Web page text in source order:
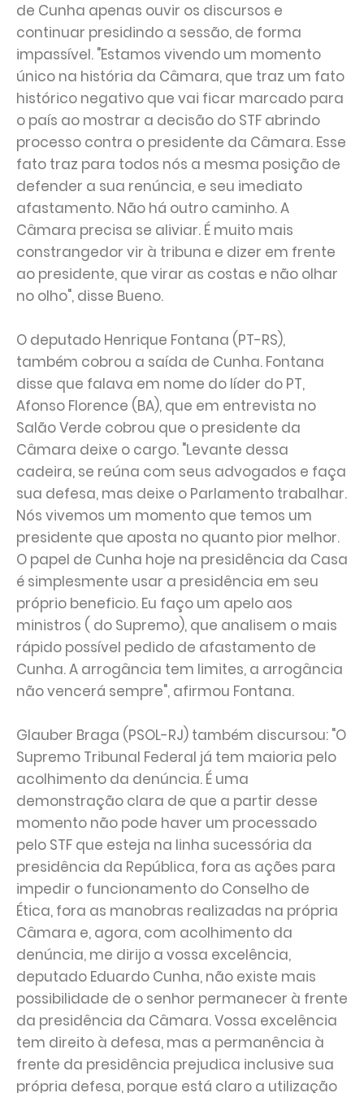
de Cunha apenas ouvir os discursos e
continuar presidindo a sessão, de forma
impassível. "Estamos vivendo um momento
único na história da Câmara, que traz um fato
histórico negativo que vai ficar marcado para
o país ao mostrar a decisão do STF abrindo
processo contra o presidente da Câmara. Esse
fato traz para todos nós a mesma posição de
defender a sua renúncia, e seu imediato
afastamento. Não há outro caminho. A
Câmara precisa se aliviar. É muito mais
constrangedor vir à tribuna e dizer em frente
ao presidente, que virar as costas e não olhar
no olho", disse Bueno.
O deputado Henrique Fontana (PT-RS),
também cobrou a saída de Cunha. Fontana
disse que falava em nome do líder do PT,
Afonso Florence (BA), que em entrevista no
Salão Verde cobrou que o presidente da
Câmara deixe o cargo. "Levante dessa
cadeira, se reúna com seus advogados e faça
sua defesa, mas deixe o Parlamento trabalhar.
Nós vivemos um momento que temos um
presidente que aposta no quanto pior melhor.
O papel de Cunha hoje na presidência da Casa
é simplesmente usar a presidência em seu
próprio beneficio. Eu faço um apelo aos
ministros ( do Supremo), que analisem o mais
rápido possível pedido de afastamento de
Cunha. A arrogância tem limites, a arrogância
não vencerá sempre", afirmou Fontana.
Glauber Braga (PSOL-RJ) também discursou: "O
Supremo Tribunal Federal já tem maioria pelo
acolhimento da denúncia. É uma
demonstração clara de que a partir desse
momento não pode haver um processado
pelo STF que esteja na linha sucessória da
presidência da República, fora as ações para
impedir o funcionamento do Conselho de
Ética, fora as manobras realizadas na própria
Câmara e, agora, com acolhimento da
denúncia, me dirijo a vossa excelência,
deputado Eduardo Cunha, não existe mais
possibilidade de o senhor permanecer à frente
da presidência da Câmara. Vossa excelência
tem direito à defesa, mas a permanência à
frente da presidência prejudica inclusive sua
própria defesa, porque está claro a utilização